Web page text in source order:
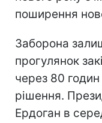
поширення
Заборона
прогулянок
через 80 годин
рішення.
Ердоган в